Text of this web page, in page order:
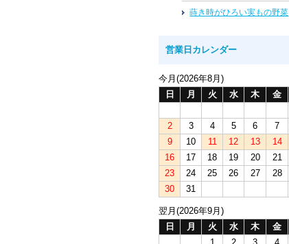
蒔き時がひろい実もの野菜
営業日カレンダー
今月(2026年8月)
日
月 火 水 木 金
2
3 4 5 6 7
9
10 11 12 13 14
16
17 18 19 20 21
23
24 25 26 27 28
30
31
翌月(2026年9月)
日
月 火 水 木 金